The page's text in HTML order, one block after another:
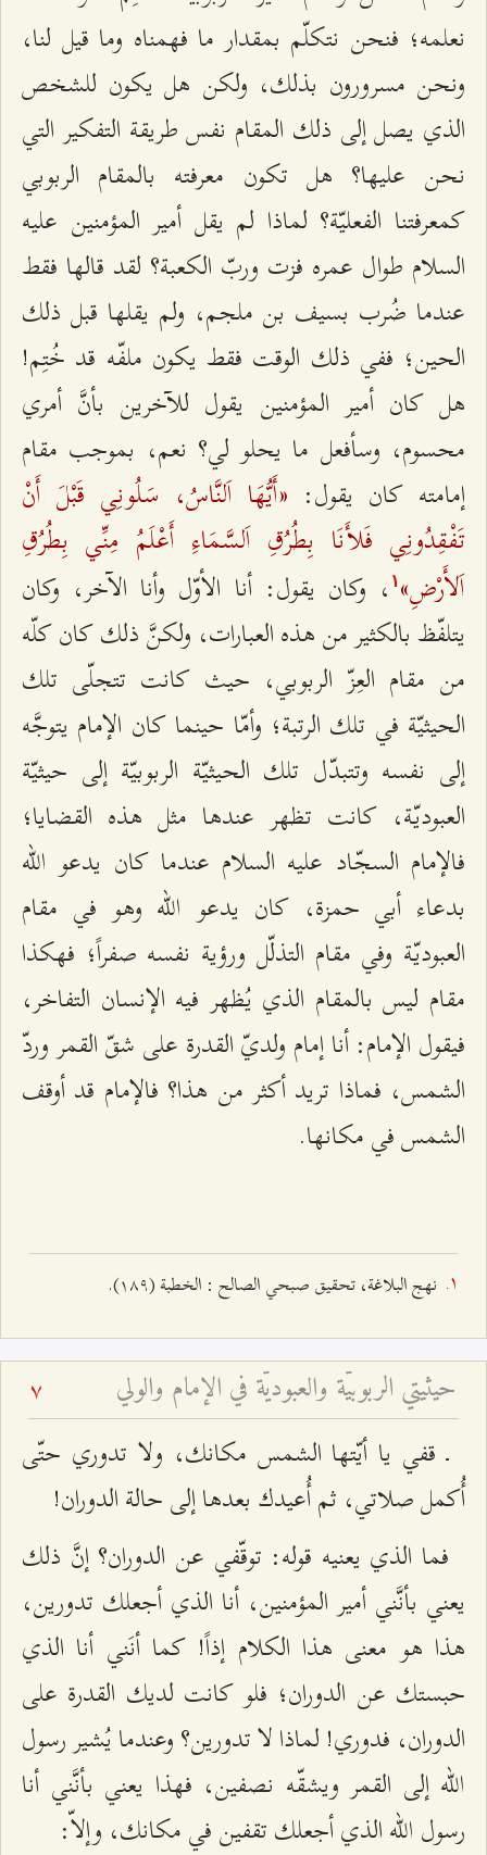
نعلمه؛ فنحن نتكلّم بمقدار ما فهمناه وما قيل لنا،
ونحن مسرورون بذلك، ولكن هل يكون للشخص
الذي يصل إلى ذلك المقام نفس طريقة التفكير التي
نحن عليها؟ هل تكون معرفته بالمقام الربوبي
كمعرفتنا الفعليّة؟ لماذا لم يقل أمير المؤمنين عليه
السلام طوال عمره فزت وربّ الكعبة؟ لقد قالها فقط
عندما ضُرب بسيف بن ملجم، ولم يقلها قبل ذلك
الحين؛ ففي ذلك الوقت فقط يكون ملفّه قد خُتِم!
هل كان أمير المؤمنين يقول للآخرين بأنَّ أمري
محسوم، وسأفعل ما يحلو لي؟ نعم، بموجب مقام
إمامته كان يقول: «أَيُّهَا اَلنَّاسُ، سَلُونِي قَبْلَ أَنْ
تَفْقِدُونِي فَلأَنَا بِطُرُقِ اَلسَّمَاءِ أَعْلَمُ مِنِّي بِطُرُقِ
اَلأَرْضِ» ۱ ، وكان يقول: أنا الأوّل وأنا الآخر، وكان
يتلفّظ بالكثير من هذه العبارات، ولكنَّ ذلك كان كلّه
من مقام العِزّ الربوبي، حيث كانت تتجلّى تلك
الحيثيّة في تلك الرتبة؛ وأمّا حينما كان الإمام يتوجَّه
إلى نفسه وتتبدّل تلك الحيثيّة الربوبيّة إلى حيثيّة
العبوديّة، كانت تظهر عندها مثل هذه القضايا؛
فالإمام السجّاد عليه السلام عندما كان يدعو الله
بدعاء أبي حمزة، كان يدعو الله وهو في مقام
العبوديّة وفي مقام التذلّل ورؤية نفسه صفراً؛ فهكذا
مقام ليس بالمقام الذي يُظهر فيه الإنسان التفاخر،
فيقول الإمام: أنا إمام ولديّ القدرة على شقّ القمر وردّ
الشمس، فماذا تريد أكثر من هذا؟ فالإمام قد أوقف
الشمس في مكانها.
نهج البلاغة، تحقيق صبحي الصالح : الخطبة (۱۸٩).
حيثيتي الربوبيّة والعبوديّة في الإمام والولي 7
ـ قفي يا أيّتها الشمس مكانك، ولا تدوري حتّى
أُكمل صلاتي، ثم أُعيدك بعدها إلى حالة الدوران!
فما الذي يعنيه قوله: توقّفي عن الدوران؟ إنَّ ذلك
يعني بأنَّني أمير المؤمنين، أنا الذي أجعلك تدورين،
هذا هو معنى هذا الكلام إذاً! كما أنَني أنا الذي
حبستك عن الدوران؛ فلو كانت لديك القدرة على
الدوران، فدوري! لماذا لا تدورين؟ وعندما يُشير رسول
الله إلى القمر ويشقّه نصفين، فهذا يعني بأنَّني أنا
رسول الله الذي أجعلك تقفين في مكانك، وإلاّ: